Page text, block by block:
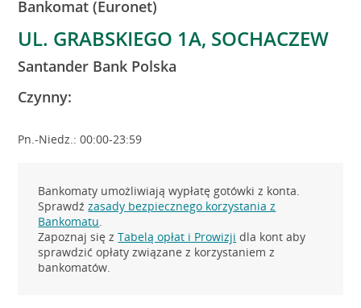
Bankomat (Euronet)
UL. GRABSKIEGO 1A, SOCHACZEW
Santander Bank Polska
Czynny:
Pn.-Niedz.: 00:00-23:59
Bankomaty umożliwiają wypłatę gotówki z konta.
Sprawdźzasady bezpiecznego korzystania z
Bankomatu.
Zapoznaj się zTabelą opłat i Prowizji dla kont aby
sprawdzić opłaty związane z korzystaniem z
bankomatów.